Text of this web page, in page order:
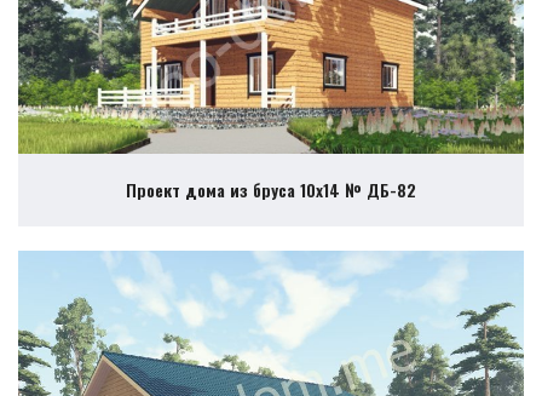
Проект дома из бруса 10х14 № ДБ-82